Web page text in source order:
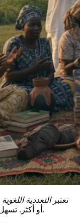
تعتبرالتعددية اللغوية
أو أكثر. تسهل هذه المهارة التبادلات وتعزز الوحدة الوطنية.